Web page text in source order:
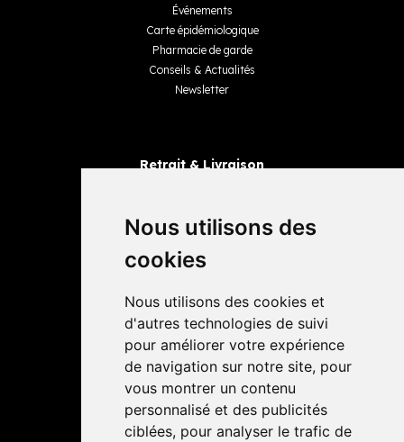
Nous utilisons des
cookies
Nous utilisons des cookies et
d'autres technologies de suivi
pour améliorer votre expérience
de navigation sur notre site, pour
vous montrer un contenu
personnalisé et des publicités
ciblées, pour analyser le trafic de
Événements
Carte épidémiologique
Pharmacie de garde
Conseils & Actualités
Newsletter
Retrait & Livraison
Livraisons
4,4 / 5 65 avis